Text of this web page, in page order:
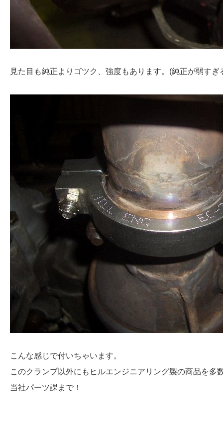
見た目も純正よりゴツク、強度もあります。(純正が弱すぎ
こんな感じで付いちゃいます。
このクランプ以外にもヒルエンジニアリング製の商品を
当社パーツ課まで！